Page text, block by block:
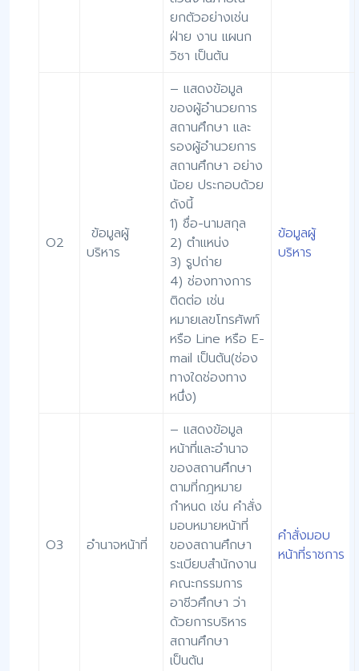
ยกตัวอย่างเช่น
ฝ่าย งาน แผนก
วิชา เป็นต้น
O2
ข้อมูลผู้
บริหาร
– แสดงข้อมูล
ของผู้อำนวยการ
สถานศึกษา และ
รองผู้อำนวยการ
สถานศึกษา อย่าง
น้อย ประกอบด้วย
ดังนี้
1) ชื่อ-นามสกุล
2) ตำแหน่ง
3) รูปถ่าย
4) ช่องทางการ
ติดต่อ เช่น
หมายเลขโทรศัพท์
หรือ Line หรือ E-
mail เป็นต้น(ช่อง
ทางใดช่องทาง
หนึ่ง)
ข้อมูลผู้
บริหาร
O3 อำนาจหน้าที่
– แสดงข้อมูล
หน้าที่และอำนาจ
ของสถานศึกษา
ตามที่กฎหมาย
กำหนด เช่น คำสั่ง
มอบหมายหน้าที่
ของสถานศึกษา
ระเบียบสำนักงาน
คณะกรรมการ
อาชีวศึกษา ว่า
ด้วยการบริหาร
สถานศึกษา
เป็นต้น
คำสั่งมอบ
หน้าที่ราชการ